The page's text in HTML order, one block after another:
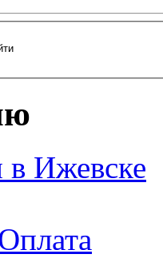
Ижевске